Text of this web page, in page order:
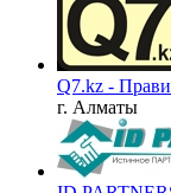
Q7.kz -
г. Алматы